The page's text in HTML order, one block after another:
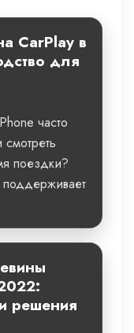
CarPlay в
для
часто
поездки?
решения